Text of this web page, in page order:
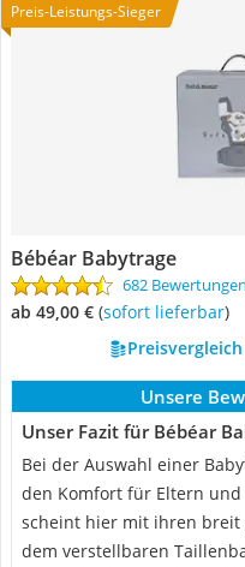
Preis-Leistungs-Sieger
Bébéar Babytrage
682 Bewertungen
ab 49,00 € ( Sofort lieferbar)
Unsere
Unser Fazit für Bébéar
Bei der Auswahl einer
den Komfort für Eltern
scheint hier mit ihren
dem verstellbaren